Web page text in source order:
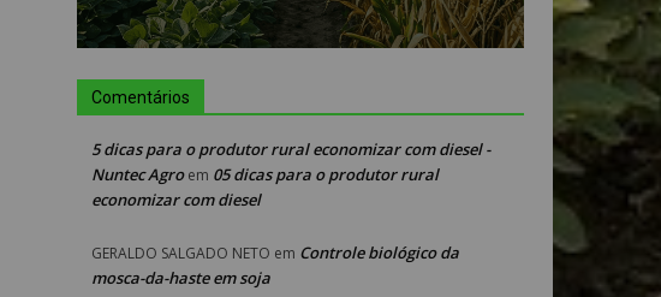
Comentários
5 dicas para o produtor rural economizar com diesel -
Nuntec Agroem 05 dicas para o produtor rural
economizar com diesel
GERALDO SALGADO NETO em Controle biológico da
mosca-da-haste em soja